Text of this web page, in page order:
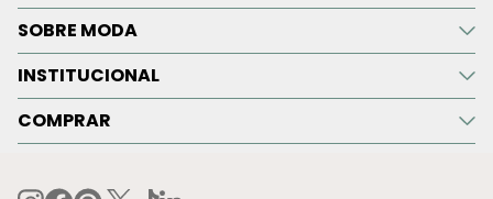
SOBRE MODA
INSTITUCIONAL
COMPRAR